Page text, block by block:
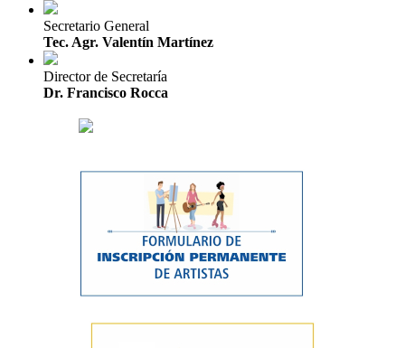
Secretario General
Tec. Agr. Valentín Martínez
Director de Secretaría
Dr. Francisco Rocca